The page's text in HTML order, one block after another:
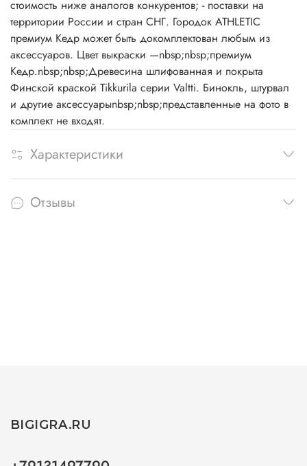
стоимость ниже аналогов конкурентов; - поставки на
территории России и стран СНГ. Городок ATHLETIC
премиум Кедр может быть докомплектован любым из
аксессуаров. Цвет выкраски —nbsp;nbsp;премиум
Кедр.nbsp;nbsp;Древесина шлифованная и покрыта
Финской краской Tikkurila серии Valtti. Бинокль, штурвал
и другие аксессуарыnbsp;nbsp;представленные на фото в
комплект не входят.
Характеристики
Отзывы
BIGIGRA.RU